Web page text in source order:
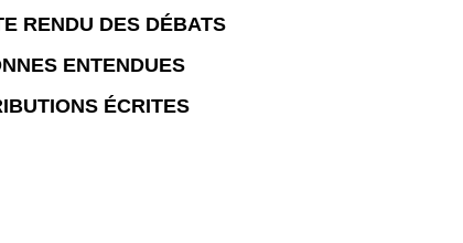
RENDU DES DÉBATS
ENTENDUES
ÉCRITES